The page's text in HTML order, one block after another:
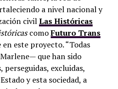
a nivel nacional y
civilLas Históricas
comoFuturo Trans
este proyecto. “Todas
que han sido
excluidas,
y esta sociedad, a